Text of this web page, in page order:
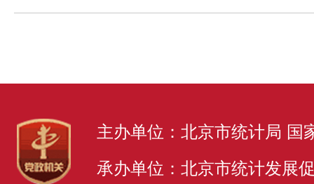
主办单位：北京市统计局 国
承办单位：北京市统计发展